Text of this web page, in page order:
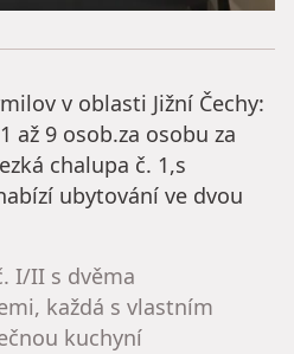
v oblasti Jižní Čechy:
až 9 osob.za osobu za
chalupa č. 1,s
ubytování ve dvou
I/II s dvěma
každá s vlastním
kuchyní